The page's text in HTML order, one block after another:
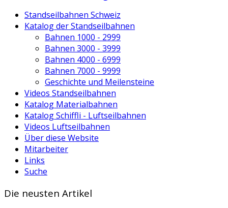
Standseilbahnen Schweiz
Katalog der Standseilbahnen
Bahnen 1000 - 2999
Bahnen 3000 - 3999
Bahnen 4000 - 6999
Bahnen 7000 - 9999
Geschichte und Meilensteine
Videos Standseilbahnen
Katalog Materialbahnen
Katalog Schiffli - Luftseilbahnen
Videos Luftseilbahnen
Über diese Website
Mitarbeiter
Links
Suche
Die neusten Artikel